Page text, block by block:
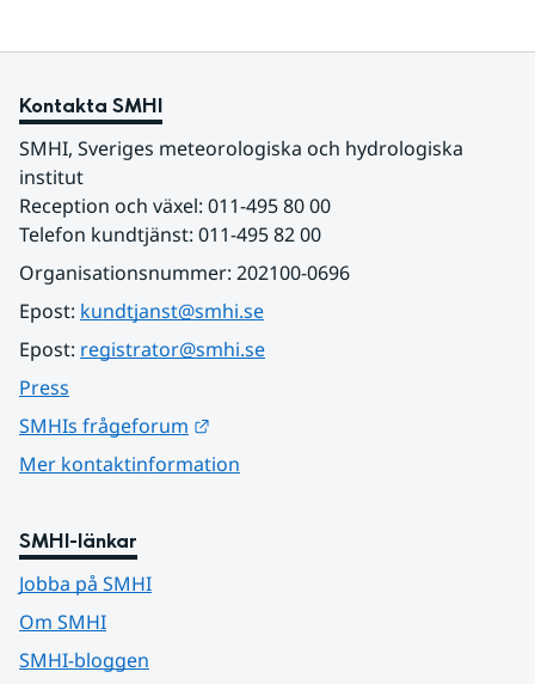
Kontakta SMHI
SMHI, Sveriges meteorologiska och hydrologiska
institut
Reception och växel: 011-495 80 00
Telefon kundtjänst: 011-495 82 00
Organisationsnummer: 202100-0696
Epost: kundtjanst@smhi.se
Epost: registrator@smhi.se
Press
SMHIs frågeforum
Mer kontaktinformation
SMHI-länkar
Jobba på SMHI
Om SMHI
SMHI-bloggen